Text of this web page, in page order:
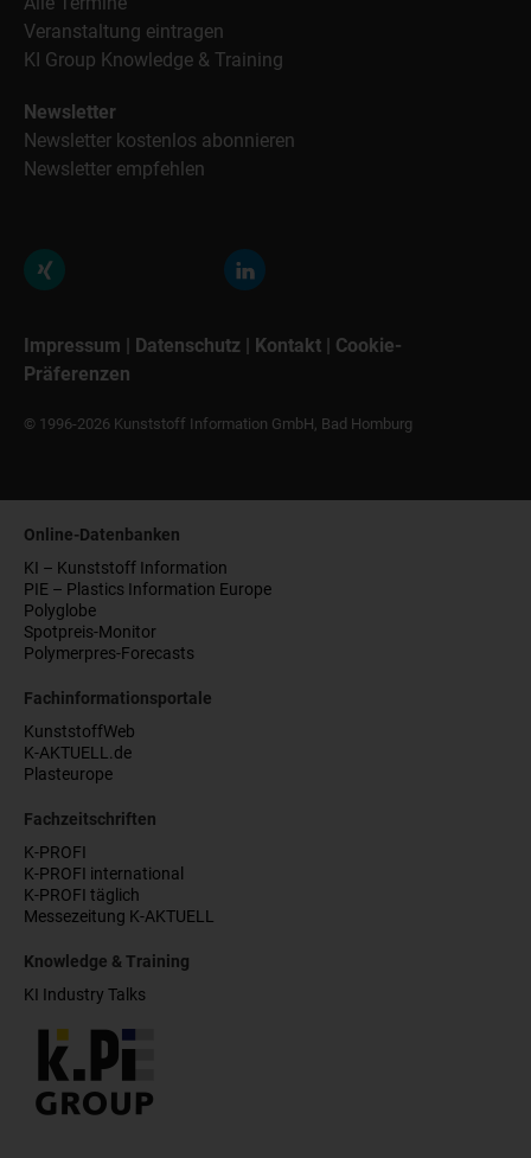
Veranstaltung eintragen
KI Group Knowledge & Training
Newsletter
Newsletter kostenlos abonnieren
Newsletter empfehlen
Impressum | Datenschutz | Kontakt | Cookie-
Präferenzen
© 1996-2026 Kunststoff Information GmbH, Bad Homburg
Online-Datenbanken
KI – Kunststoff Information
PIE – Plastics Information Europe
Polyglobe
Spotpreis-Monitor
Polymerpres-Forecasts
Fachinformationsportale
KunststoffWeb
K-AKTUELL.de
Plasteurope
Fachzeitschriften
K-PROFI
K-PROFI international
K-PROFI täglich
Messezeitung K-AKTUELL
Knowledge & Training
KI Industry Talks